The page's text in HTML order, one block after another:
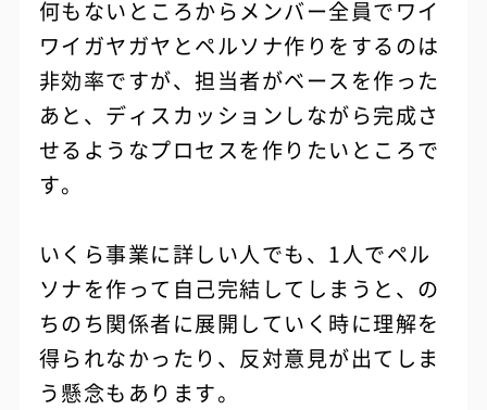
何もないところからメンバー全員でワイ
ワイガヤガヤとペルソナ作りをするのは
非効率ですが、担当者がベースを作った
あと、ディスカッションしながら完成さ
せるようなプロセスを作りたいところで
す。
いくら事業に詳しい人でも、1人でペル
ソナを作って自己完結してしまうと、の
ちのち関係者に展開していく時に理解を
得られなかったり、反対意見が出てしま
う懸念もあります。